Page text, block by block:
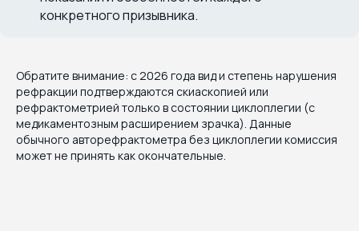
конкретного призывника.
Обратите внимание: с 2026 года вид и степень нарушения
рефракции подтверждаются скиаскопией или
рефрактометрией только в состоянии циклоплегии (с
медикаментозным расширением зрачка). Данные
обычного авторефрактометра без циклоплегии комиссия
может не принять как окончательные.